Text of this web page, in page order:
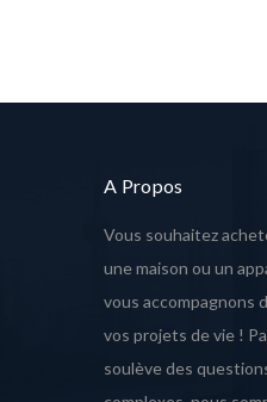
A Propos
Vous souhaitez
une maison ou un
vous accompagnons
vos projets de vie !
soulève des